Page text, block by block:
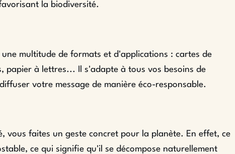
la biodiversité.
une multitude de formats et d'applications : cartes de
papier à lettres... Il s'adapte à tous vos besoins de
votre message de manière éco-responsable.
vous faites un geste concret pour la planète. En effet, ce
ce qui signifie qu'il se décompose naturellement